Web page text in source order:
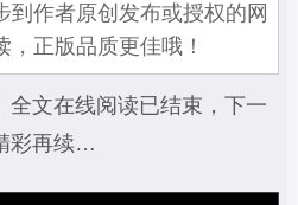
到作者原创发布或授权的网
正版品质更佳哦！
全文在线阅读已结束，下一
彩再续…